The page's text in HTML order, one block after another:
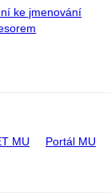
ke jmenování
MU Portál MU